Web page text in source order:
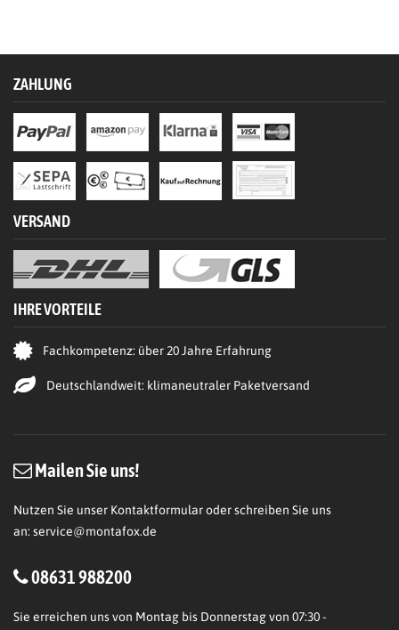
ZAHLUNG
VERSAND
IHRE VORTEILE
Fachkompetenz: über 20 Jahre Erfahrung
Deutschlandweit: klimaneutraler Paketversand
Mailen Sie uns!
Nutzen Sie unser Kontaktformular oder schreiben Sie uns
an: service@montafox.de
08631 988200
Sie erreichen uns von Montag bis Donnerstag von 07:30 -